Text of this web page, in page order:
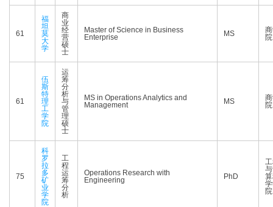
61
福
坦
莫
大
学
商
业
经
营
硕
士
Master of Science in Business
Enterprise
MS
院
61
伍
斯
特
理
工
学
院
运
筹
分
析
与
管
理
硕
士
MS in Operations Analytics and
Management
MS
院
75
科
罗
拉
多
矿
业
学
院
工
程
运
筹
分
析
Operations Research with
Engineering
PhD
院